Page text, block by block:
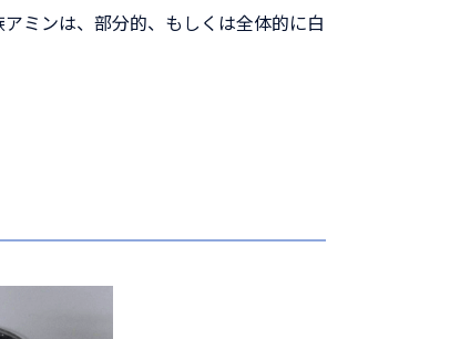
ミンは、部分的、もしくは全体的に白